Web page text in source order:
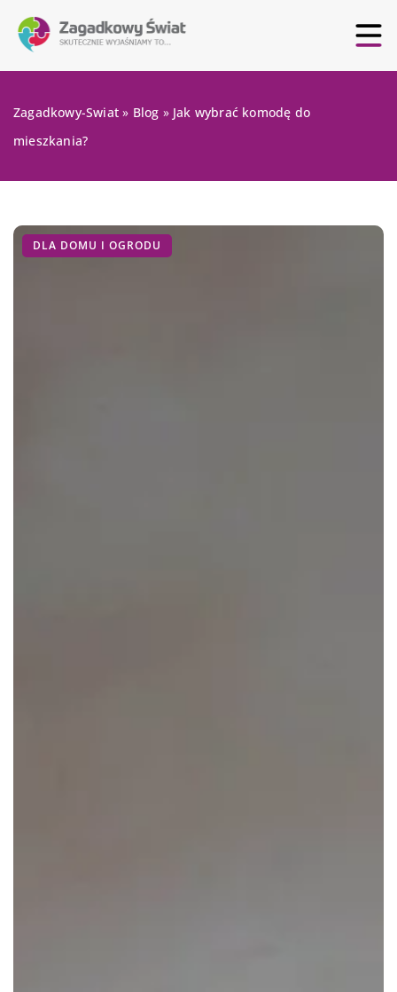
Zagadkowy-Swiat » Blog » Jak wybrać komodę do
mieszkania?
DLA DOMU I OGRODU